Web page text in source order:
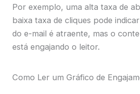
Por exemplo, uma alta taxa de
baixa taxa de cliques pode
do e-mail é atraente, mas o
está engajando o leitor.
Como Ler um Gráfico de